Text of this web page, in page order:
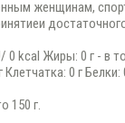
женщинам,
0 kcal Жиры: 0 г -
0 г Белки:
150 г.